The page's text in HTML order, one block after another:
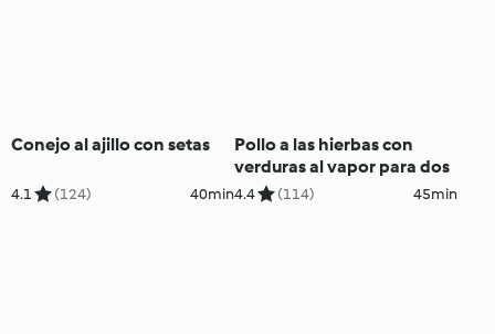
Conejo al ajillo con setas
4.1 (124) 40min
Pollo a las hierbas con
verduras al vapor para dos
4.4 (114) 45min